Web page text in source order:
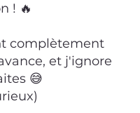
! 🔥
complètement
et j'ignore
😅